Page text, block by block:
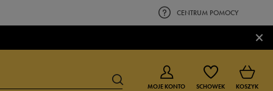
CENTRUM POMOCY
×
MOJE KONTO SCHOWEK KOSZYK